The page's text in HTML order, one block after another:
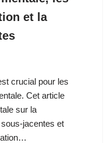
et la
crucial pour les
Cet article
sur la
jacentes et